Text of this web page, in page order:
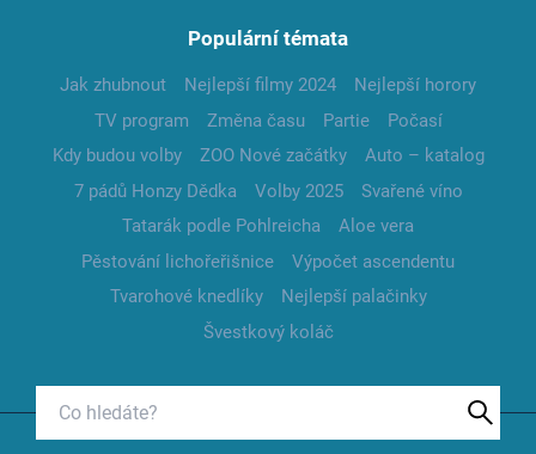
Populární témata
Jak zhubnout Nejlepší filmy 2024
Nejlepší horory
TV program
Změna času Partie
Počasí
Kdy budou volby
ZOO Nové začátky
Auto – katalog
7 pádů Honzy Dědka
Volby 2025
Svařené víno
Tatarák podle Pohlreicha
Aloe vera
Pěstování lichořeřišnice
Výpočet ascendentu
Tvarohové knedlíky
Nejlepší palačinky
Švestkový koláč